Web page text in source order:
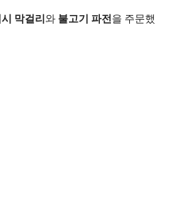
막걸리 와 불고기 파전을 주문했